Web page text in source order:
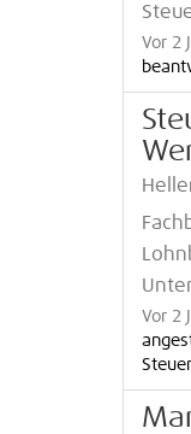
Vor 2
Vor 2